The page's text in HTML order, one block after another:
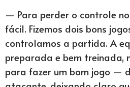
— Para perder o controle
fácil. Fizemos dois bons
controlamos a partida. A
preparada e bem treinada,
para fazer um bom jogo —